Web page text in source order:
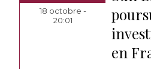
18 octobre -
20:01
en